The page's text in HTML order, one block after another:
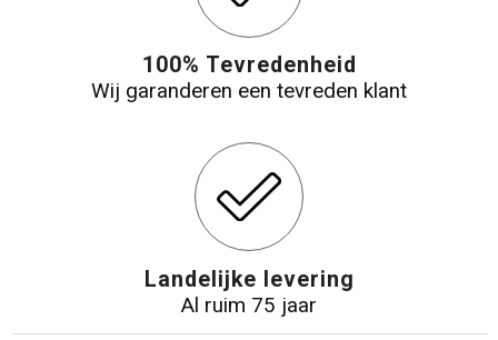
100% Tevredenheid
Wij garanderen een tevreden klant
Landelijke levering
Al ruim 75 jaar